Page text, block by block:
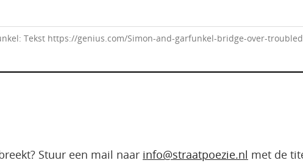
Tekst https://genius.com/Simon-and-garfunkel-bridge-over-
Stuur een mail naar info@straatpoezie.nl met de